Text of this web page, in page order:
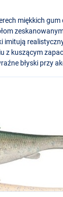
miękkich gum
imitują
z kuszącym
błyski przy